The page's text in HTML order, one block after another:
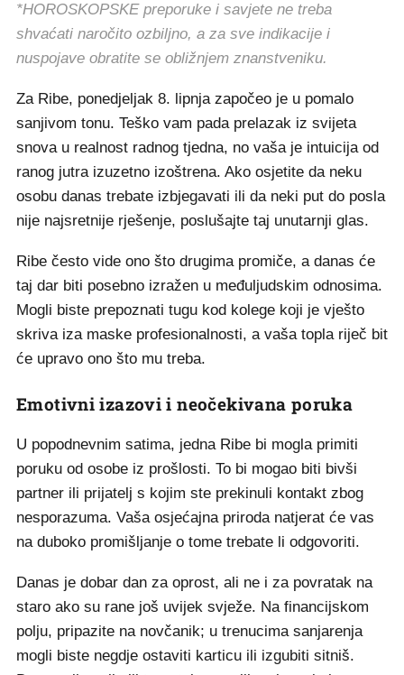
*HOROSKOPSKE preporuke i savjete ne treba
shvaćati naročito ozbiljno, a za sve indikacije i
nuspojave obratite se obližnjem znanstveniku.
Za Ribe, ponedjeljak 8. lipnja započeo je u pomalo
sanjivom tonu. Teško vam pada prelazak iz svijeta
snova u realnost radnog tjedna, no vaša je intuicija od
ranog jutra izuzetno izoštrena. Ako osjetite da neku
osobu danas trebate izbjegavati ili da neki put do posla
nije najsretnije rješenje, poslušajte taj unutarnji glas.
Ribe često vide ono što drugima promiče, a danas će
taj dar biti posebno izražen u međuljudskim odnosima.
Mogli biste prepoznati tugu kod kolege koji je vješto
skriva iza maske profesionalnosti, a vaša topla riječ bit
će upravo ono što mu treba.
Emotivni izazovi i neočekivana poruka
U popodnevnim satima, jedna Ribe bi mogla primiti
poruku od osobe iz prošlosti. To bi mogao biti bivši
partner ili prijatelj s kojim ste prekinuli kontakt zbog
nesporazuma. Vaša osjećajna priroda natjerat će vas
na duboko promišljanje o tome trebate li odgovoriti.
Danas je dobar dan za oprost, ali ne i za povratak na
staro ako su rane još uvijek svježe. Na financijskom
polju, pripazite na novčanik; u trenucima sanjarenja
mogli biste negdje ostaviti karticu ili izgubiti sitniš.